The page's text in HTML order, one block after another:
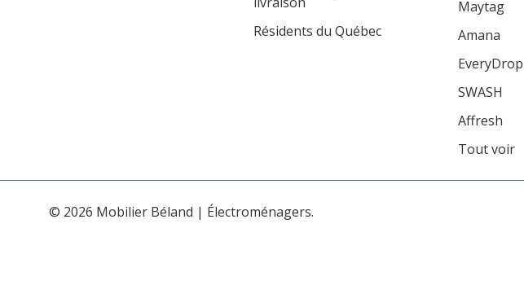
Résidents du Québec
Maytag
Amana
EveryDrop
SWASH
Affresh
Tout voir
© 2026 Mobilier Béland | Électroménagers.